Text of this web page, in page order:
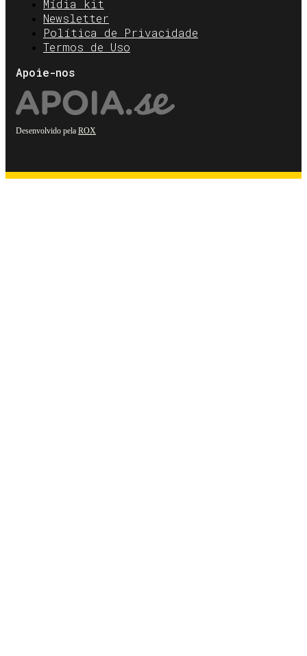
Mídia kit
Newsletter
Política de Privacidade
Termos de Uso
Apoie-nos
Desenvolvido pela ROX